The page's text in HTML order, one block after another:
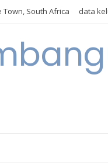
Town, South Africa data